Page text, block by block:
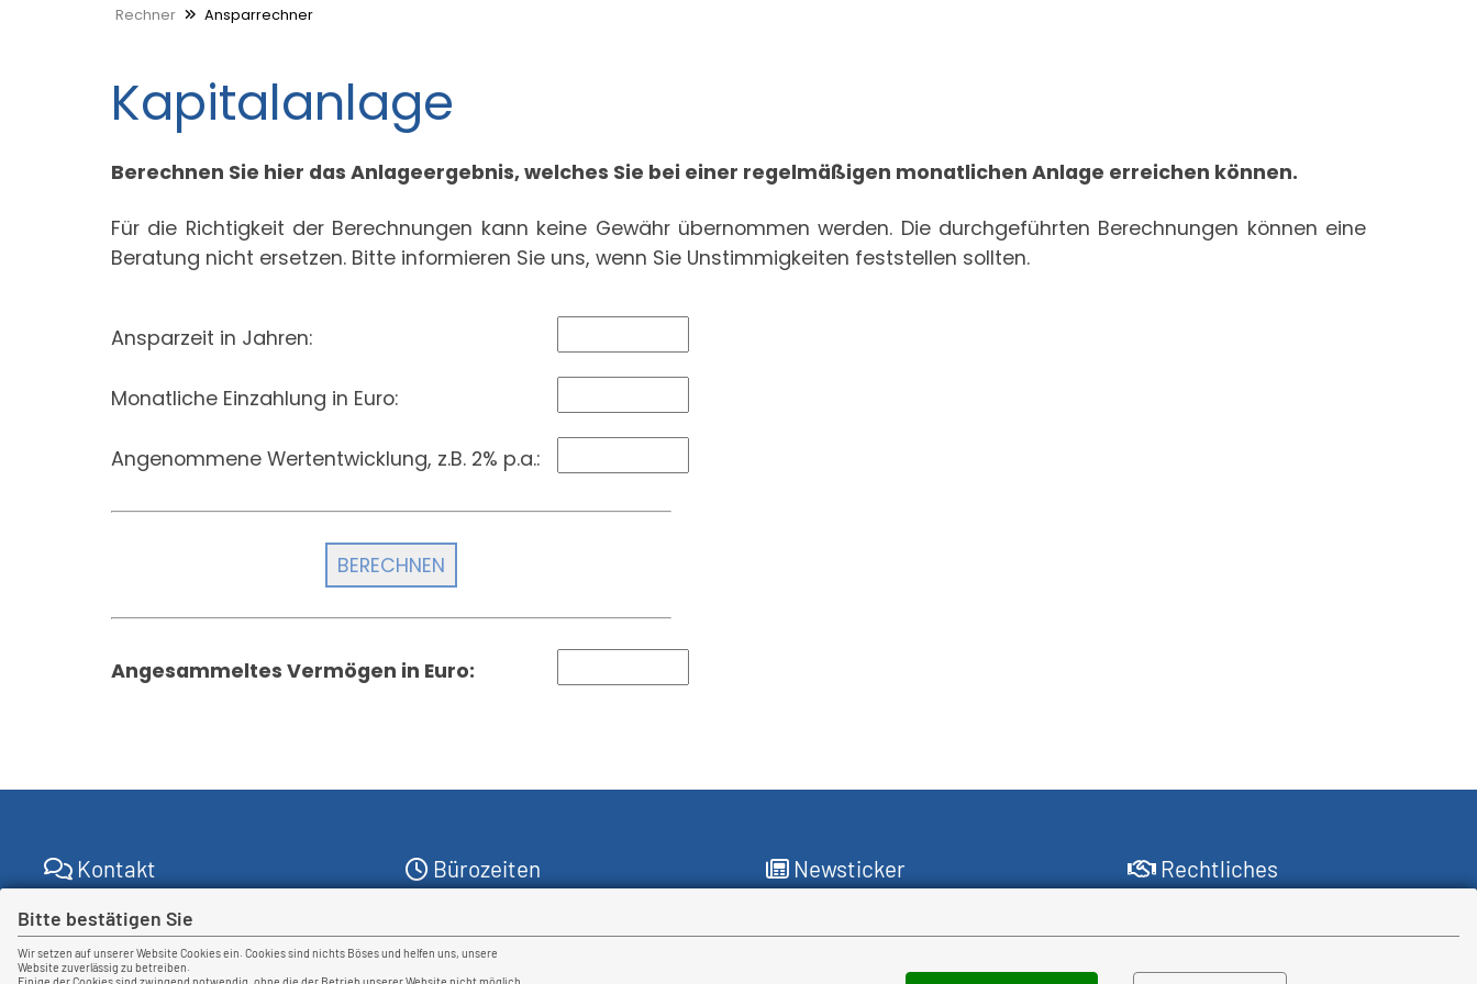
Bitte bestätigen Sie
Wir setzen auf unserer Website Cookies ein. Cookies sind nichts Böses und helfen uns, unsere
Website zuverlässig zu betreiben.
Rechner Ansparrechner
Kapitalanlage
Berechnen Sie hier das Anlageergebnis, welches Sie bei einer regelmäßigen monatlichen Anlage erreichen können.
Für die Richtigkeit der Berechnungen kann keine Gewähr übernommen werden. Die durchgeführten Berechnungen können eine
Beratung nicht ersetzen. Bitte informieren Sie uns, wenn Sie Unstimmigkeiten feststellen sollten.
Ansparzeit in Jahren:
Monatliche Einzahlung in Euro:
Angenommene Wertentwicklung, z.B. 2% p.a.:
Angesammeltes Vermögen in Euro:
Kontakt
Versicherungsmakler GmbH
Brüsseler Allee 14
41812 Erkelenz
Bürozeiten
Wir sind für Sie da
Newsticker Rechtliches
Erstinformation
Cookie-Einstellungen